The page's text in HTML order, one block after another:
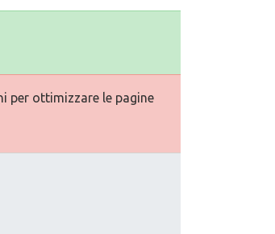
per ottimizzare le pagine